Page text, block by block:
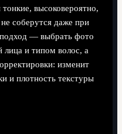
высоковероятно,
соберутся даже при
— выбрать фото
и типом волос, а
изменит
и плотность текстуры